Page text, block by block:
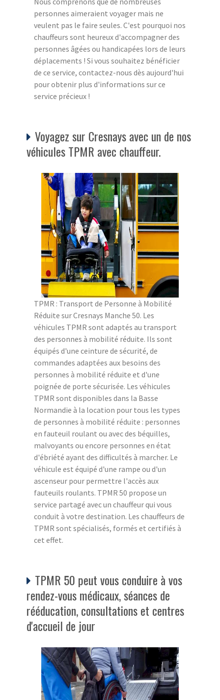
personnes aimeraient voyager mais ne
veulent pas le faire seules. C'est pourquoi nos
chauffeurs sont heureux d'accompagner des
personnes âgées ou handicapées lors de leurs
déplacements ! Si vous souhaitez bénéficier
de ce service, contactez-nous dès aujourd'hui
pour obtenir plus d'informations sur ce
service précieux !
Voyagez sur Cresnays avec un de nos
véhicules TPMR avec chauffeur.
TPMR : Transport de Personne à Mobilité
Réduite sur Cresnays Manche 50. Les
véhicules TPMR sont adaptés au transport
des personnes à mobilité réduite. Ils sont
équipés d'une ceinture de sécurité, de
commandes adaptées aux besoins des
personnes à mobilité réduite et d'une
poignée de porte sécurisée. Les véhicules
TPMR sont disponibles dans la Basse
Normandie à la location pour tous les types
de personnes à mobilité réduite : personnes
en fauteuil roulant ou avec des béquilles,
malvoyants ou encore personnes en état
d'ébriété ayant des difficultés à marcher. Le
véhicule est équipé d'une rampe ou d'un
ascenseur pour permettre l'accès aux
fauteuils roulants. TPMR 50 propose un
service partagé avec un chauffeur qui vous
conduit à votre destination. Les chauffeurs de
TPMR sont spécialisés, formés et certifiés à
cet effet.
TPMR 50 peut vous conduire à vos
rendez-vous médicaux, séances de
rééducation, consultations et centres
d'accueil de jour